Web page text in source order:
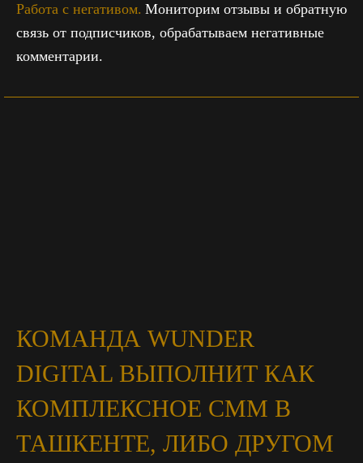
Работа с негативом. Мониторим отзывы и обратную
связь от подписчиков, обрабатываем негативные
комментарии.
КОМАНДА WUNDER
DIGITAL ВЫПОЛНИТ КАК
КОМПЛЕКСНОЕ СММ В
ТАШКЕНТЕ, ЛИБО ДРУГОМ